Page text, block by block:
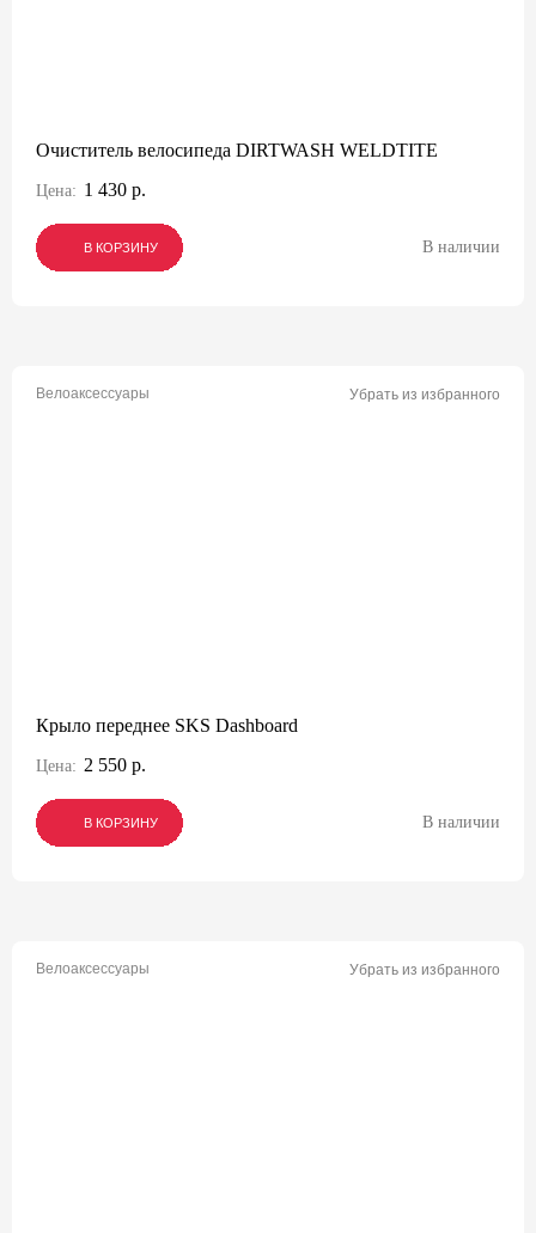
Очиститель велосипеда DIRTWASH WELDTITE
Цена: 1 430 р.
В КОРЗИНУ
В КОРЗИНУ
В КОРЗИНУ В наличии
Велоаксессуары Убрать из избранного
Крыло переднее SKS Dashboard
Цена: 2 550 р.
В КОРЗИНУ
В КОРЗИНУ
В КОРЗИНУ В наличии
Велоаксессуары Убрать из избранного